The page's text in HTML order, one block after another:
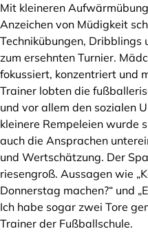
Mit kleineren
Anzeichen von Müdigkeit
Technikübungen, Dribblings
zum ersehnten Turnier.
fokussiert, konzentriert und
Trainer lobten die
und vor allem den sozialen
kleinere Rempeleien wurde
auch die Ansprachen
und Wertschätzung. Der
riesengroß. Aussagen wie
Donnerstag machen?“ und
Ich habe sogar zwei Tore
Trainer der Fußballschule.